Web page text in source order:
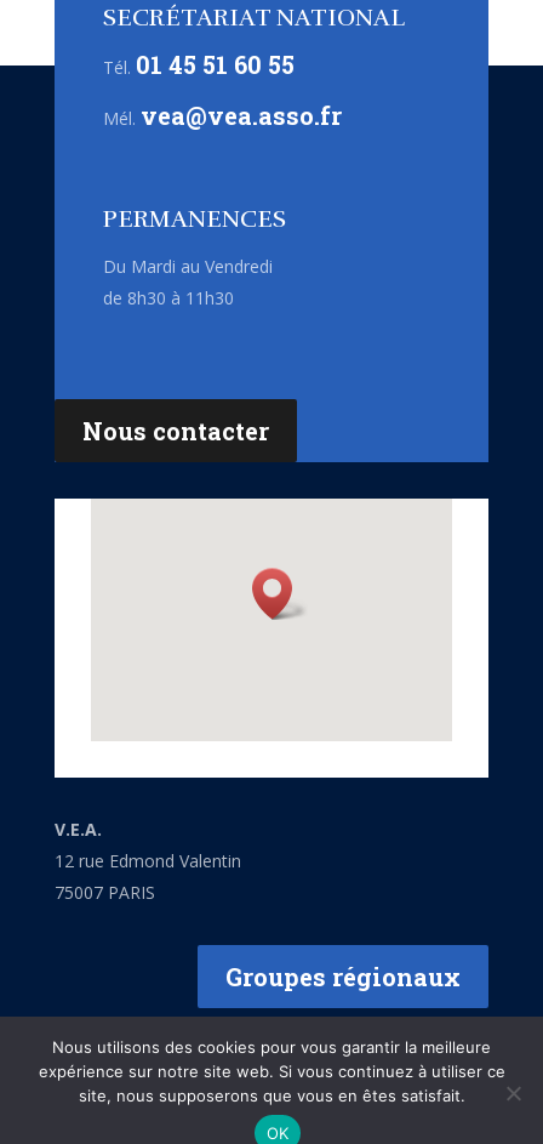
SECRÉTARIAT NATIONAL
Tél. 01 45 51 60 55
Mél. vea@vea.asso.fr
PERMANENCES
Du Mardi au Vendredi
de 8h30 à 11h30
Nous contacter
V.E.A.
12 rue Edmond Valentin
75007 PARIS
Groupes régionaux
Mentions légales
Nous utilisons des cookies pour vous garantir la meilleure
expérience sur notre site web. Si vous continuez à utiliser ce
site, nous supposerons que vous en êtes satisfait.
OK